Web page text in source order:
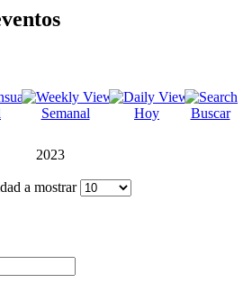
Semanal Hoy
Buscar
2023
a mostrar